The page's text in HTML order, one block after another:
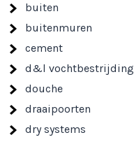
buiten
buitenmuren
cement
d&l vochtbestrijding
douche
draaipoorten
dry systems